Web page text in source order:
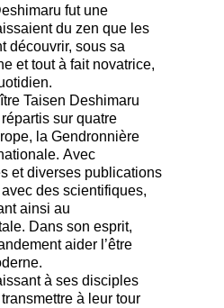
fut une
du zen que les
découvrir, sous sa
et tout à fait novatrice,
Taisen Deshimaru
sur quatre
la Gendronnière
Avec
et diverses publications
des scientifiques,
ainsi au
Dans son esprit,
aider l’être
à ses disciples
à leur tour